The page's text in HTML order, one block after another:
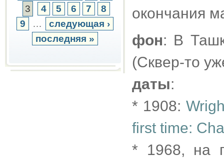
3
4 5 6 7
8
9
…
следующая ›
последняя »
окончания
фон: В
(Сквер-то
даты:
* 1908:
first time:
* 1968, на